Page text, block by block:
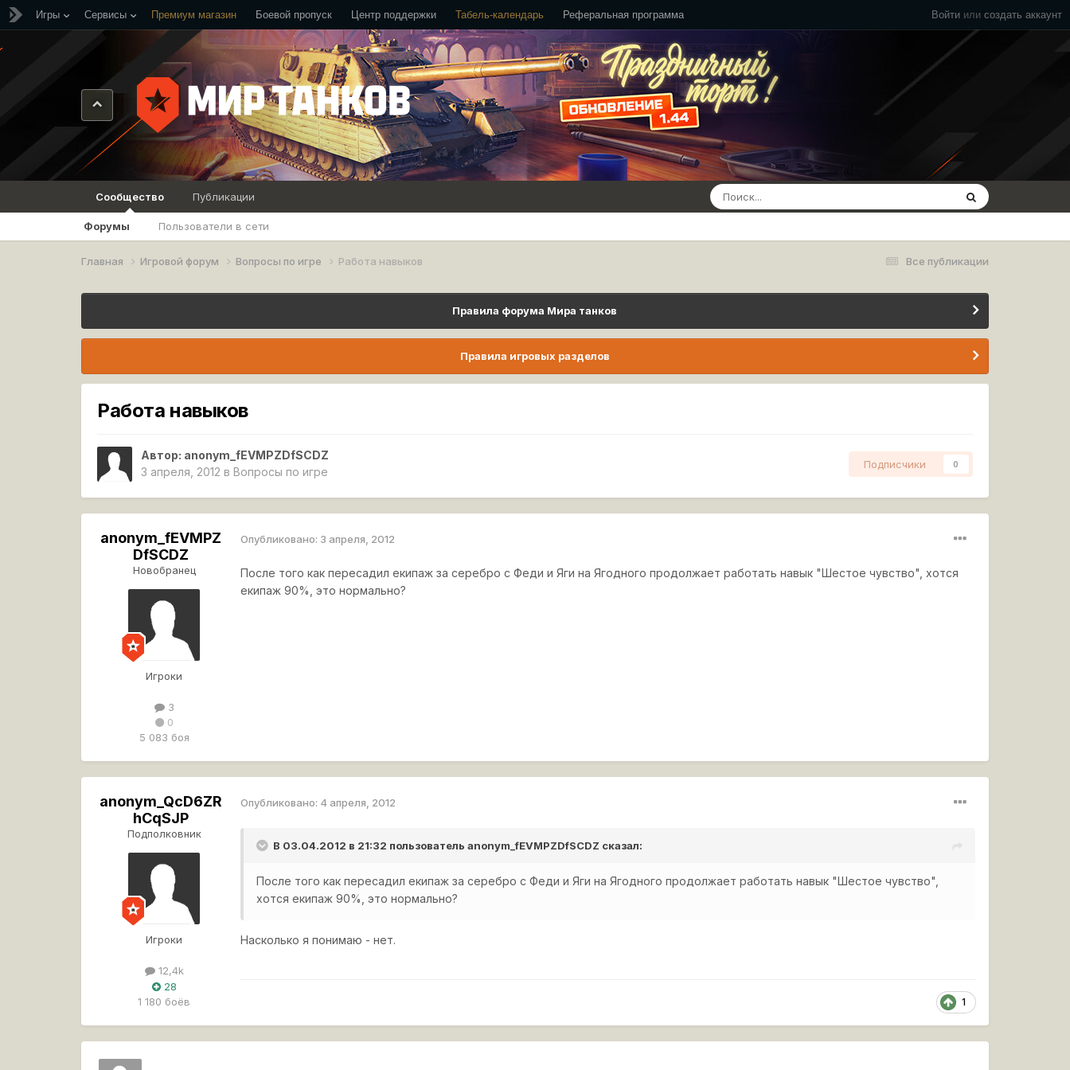
Войти или создать аккаунт
Игры Сервисы Премиум магазин Боевой пропуск Центр поддержки Табель-календарь Реферальная программа
Сообщество
Форумы Пользователи в сети
Публикации
Все публикации
Главная Игровой форум Вопросы по игре Работа навыков
Правила форума Мира танков
Правила игровых разделов
Работа навыков
Автор: anonym_fEVMPZDfSCDZ
3 апреля, 2012 в Вопросы по игре
Подписчики 0
anonym_fEVMPZ
DfSCDZ
Новобранец
Игроки
3
0
5 083 боя
Опубликовано: 3 апреля, 2012
После того как пересадил екипаж за серебро с Феди и Яги на Ягодного продолжает работать навык "Шестое чувство", хотся
екипаж 90%, это нормально?
anonym_QcD6ZR
hCqSJP
Подполковник
Игроки
12,4k
28
1 180 боёв
Опубликовано: 4 апреля, 2012
В 03.04.2012 в 21:32 пользовательanonym_fEVMPZDfSCDZ сказал:
После того как пересадил екипаж за серебро с Феди и Яги на Ягодного продолжает работать навык "Шестое чувство",
хотся екипаж 90%, это нормально?
Насколько я понимаю - нет.
1